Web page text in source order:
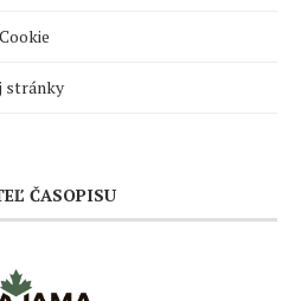
stránky
ČASOPISU